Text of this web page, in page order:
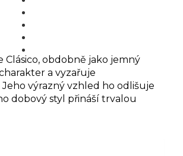
obdobně jako jemný
a vyzařuje
výrazný vzhled ho odlišuje
dobový styl přináší trvalou